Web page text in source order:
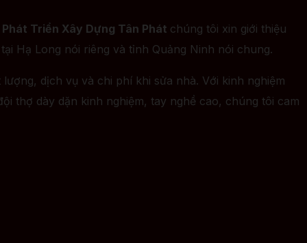
Triển Xây Dựng Tân Phát chúng tôi xin giới thiệu
Hạ Long nói riêng và tỉnh Quảng Ninh nói chung.
dịch vụ và chi phí khi sửa nhà. Với kinh nghiệm
thợ dày dặn kinh nghiệm, tay nghề cao, chúng tôi cam